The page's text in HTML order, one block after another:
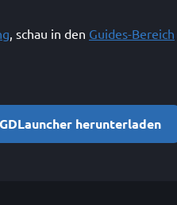
, schau in den Guides-Bereich
GDLauncher herunterladen